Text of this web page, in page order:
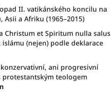
II. vatikánského koncilu na
Asii a Afriku (1965–2015)
Christum et Spiritum nulla salus
(nejen) podle deklarace
ani progresivní
protestantským teologem